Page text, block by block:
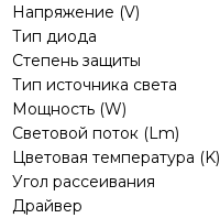
Напряжение (V)
Тип диода
Степень защиты
Тип источника света
Мощность (W)
Световой поток (Lm)
Цветовая температура (K)
Угол рассеивания
Драйвер